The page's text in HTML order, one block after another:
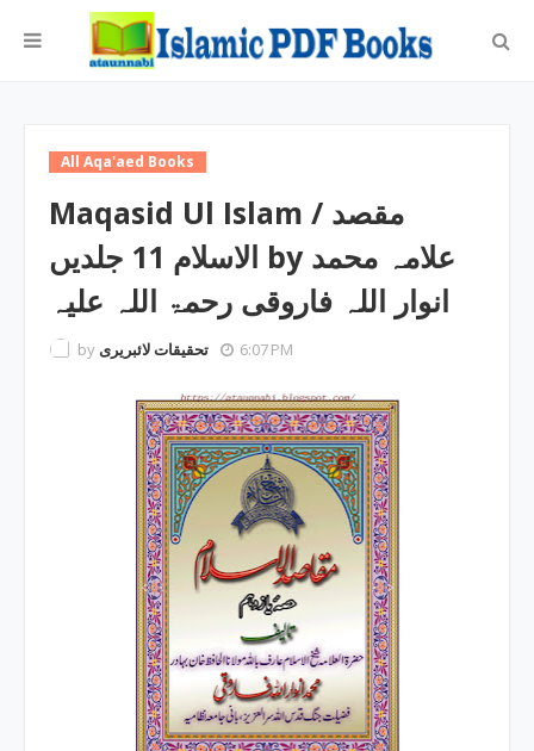
All Aqa'aed Books
Maqasid Ul Islam / مقصد
الاسلام 11 جلدیں by علامہ محمد
انوار اللہ فاروقی رحمۃ اللہ علیہ
by تحقیقات لائبریری 6:07 PM